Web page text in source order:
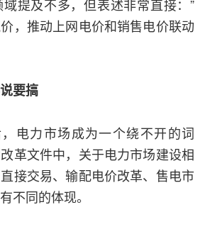
提及不多，但表述非常直接：”
，推动上网电价和销售电价联动
要搞
力市场成为一个绕不开的词
革文件中，关于电力市场建设相
接交易、输配电价改革、售电市
不同的体现。